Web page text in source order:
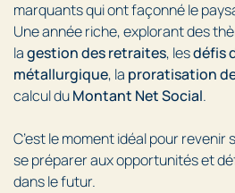
marquants qui ont façonné le
Une année riche, explorant des
lagestion des retraites, lesdéfis
métallurgique, la proratisation
calcul duMontant Net Social.
C’est le moment idéal pour
se préparer aux opportunités et
dans le futur.